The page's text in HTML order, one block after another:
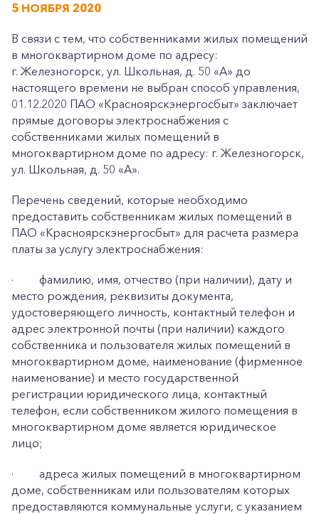
5 НОЯБРЯ 2020
В связи с тем, что собственниками жилых помещений
в многоквартирном доме по адресу:
г. Железногорск, ул. Школьная, д. 50 «А» до
настоящего времени не выбран способ управления,
01.12.2020 ПАО «Красноярскэнергосбыт» заключает
прямые договоры электроснабжения с
собственниками жилых помещений в
многоквартирном доме по адресу: г. Железногорск,
ул. Школьная, д. 50 «А».
Перечень сведений, которые необходимо
предоставить собственникам жилых помещений в
ПАО «Красноярскэнергосбыт» для расчета размера
платы за услугу электроснабжения:
·
фамилию, имя, отчество (при наличии), дату и
место рождения, реквизиты документа,
удостоверяющего личность, контактный телефон и
адрес электронной почты (при наличии) каждого
собственника и пользователя жилых помещений в
многоквартирном доме, наименование (фирменное
наименование) и место государственной
регистрации юридического лица, контактный
телефон, если собственником жилого помещения в
многоквартирном доме является юридическое
лицо;
·
адреса жилых помещений в многоквартирном
доме, собственникам или пользователям которых
предоставляются коммунальные услуги, с указанием